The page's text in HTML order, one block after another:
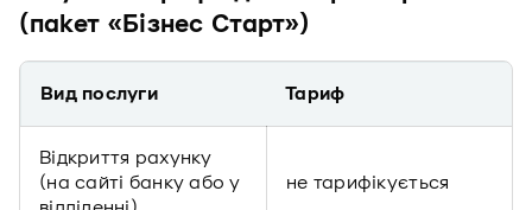
(пакет «Бізнес Старт»)
Вид послуги Тариф
Відкриття рахунку
(на сайті банку або у
не тарифікується